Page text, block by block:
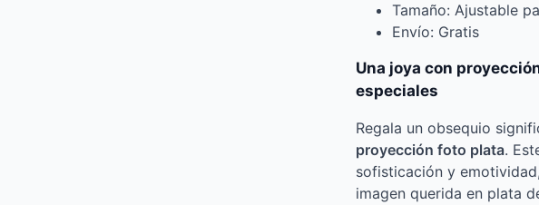
Tamaño: Ajustable
Envío: Gratis
Una joya con
especiales
Regala un obsequio
proyección foto plata.
sofisticación y
imagen querida en plata